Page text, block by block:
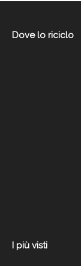
Dove lo riciclo
I più visti